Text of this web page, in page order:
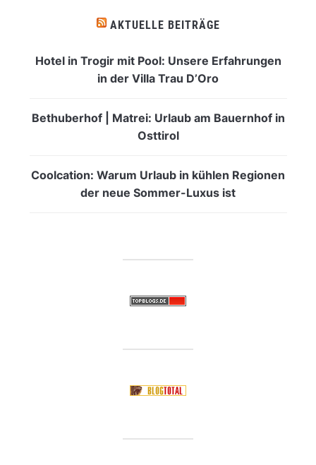
AKTUELLE BEITRÄGE
Hotel in Trogir mit Pool: Unsere Erfahrungen
in der Villa Trau D’Oro
Bethuberhof | Matrei: Urlaub am Bauernhof in
Osttirol
Coolcation: Warum Urlaub in kühlen Regionen
der neue Sommer-Luxus ist